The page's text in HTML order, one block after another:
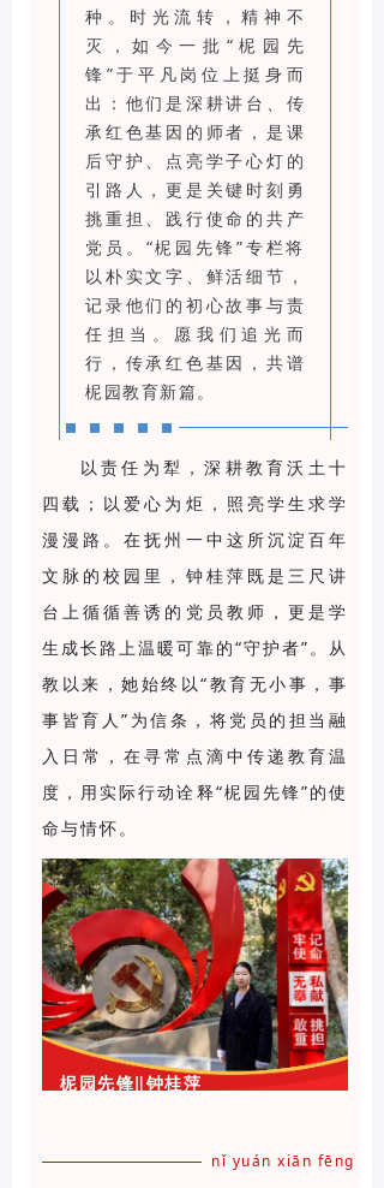
种。时光流转，精神不
灭，如今一批“柅园先
锋”于平凡岗位上挺身而
出：他们是深耕讲台、传
承红色基因的师者，是课
后守护、点亮学子心灯的
引路人，更是关键时刻勇
挑重担、践行使命的共产
党员。“柅园先锋”专栏将
以朴实文字、鲜活细节，
记录他们的初心故事与责
任担当。愿我们追光而
行，传承红色基因，共谱
柅园教育新篇。
以责任为犁，深耕教育沃土十
四载；以爱心为炬，照亮学生求学
漫漫路。在抚州一中这所沉淀百年
文脉的校园里，钟桂萍既是三尺讲
台上循循善诱的党员教师，更是学
生成长路上温暖可靠的“守护者”。从
教以来，她始终以“教育无小事，事
事皆育人”为信条，将党员的担当融
入日常，在寻常点滴中传递教育温
度，用实际行动诠释“柅园先锋”的使
命与情怀。
柅园先锋‖钟桂萍
nǐ yuán xiān fēng